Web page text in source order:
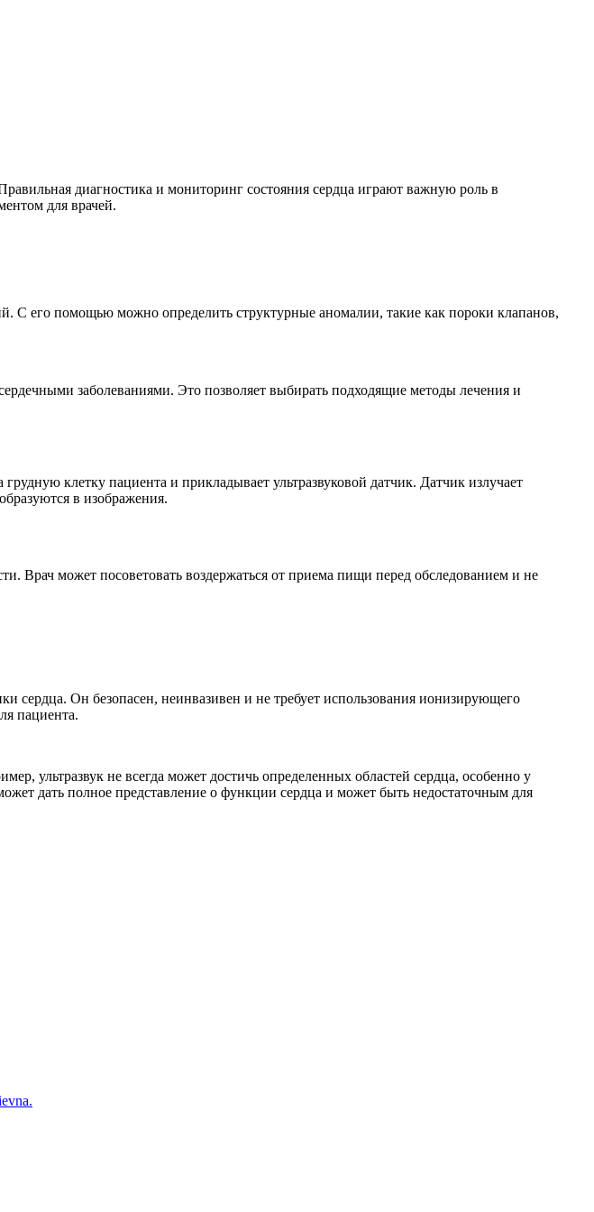
диагностика и мониторинг состояния сердца играют важную роль в
для врачей.
С его помощью можно определить структурные аномалии, такие как пороки клапанов,
заболеваниями. Это позволяет выбирать подходящие методы лечения и
клетку пациента и прикладывает ультразвуковой датчик. Датчик излучает
в изображения.
Врач может посоветовать воздержаться от приема пищи перед обследованием и не
сердца. Он безопасен, неинвазивен и не требует использования ионизирующего
пациента.
ультразвук не всегда может достичь определенных областей сердца, особенно у
дать полное представление о функции сердца и может быть недостаточным для